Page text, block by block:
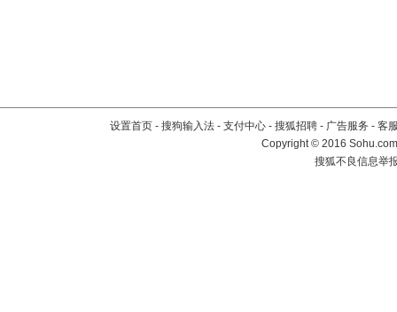
设置首页 - 搜狗输入法 - 支付中心 - 搜狐招聘 - 广告服务 - 客
Copyright©2016
搜狐不良信息举